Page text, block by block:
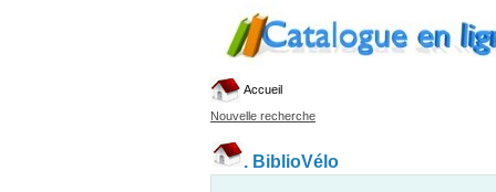
Accueil
Nouvelle recherche
. BiblioVélo